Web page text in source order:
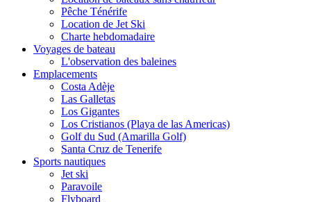
Pêche Ténérife
Location de Jet Ski
Charte hebdomadaire
Voyages de bateau
L'observation des baleines
Emplacements
Costa Adèje
Las Galletas
Los Gigantes
Los Cristianos (Playa de las Americas)
Golf du Sud (Amarilla Golf)
Santa Cruz de Tenerife
Sports nautiques
Jet ski
Paravoile
Flyboard